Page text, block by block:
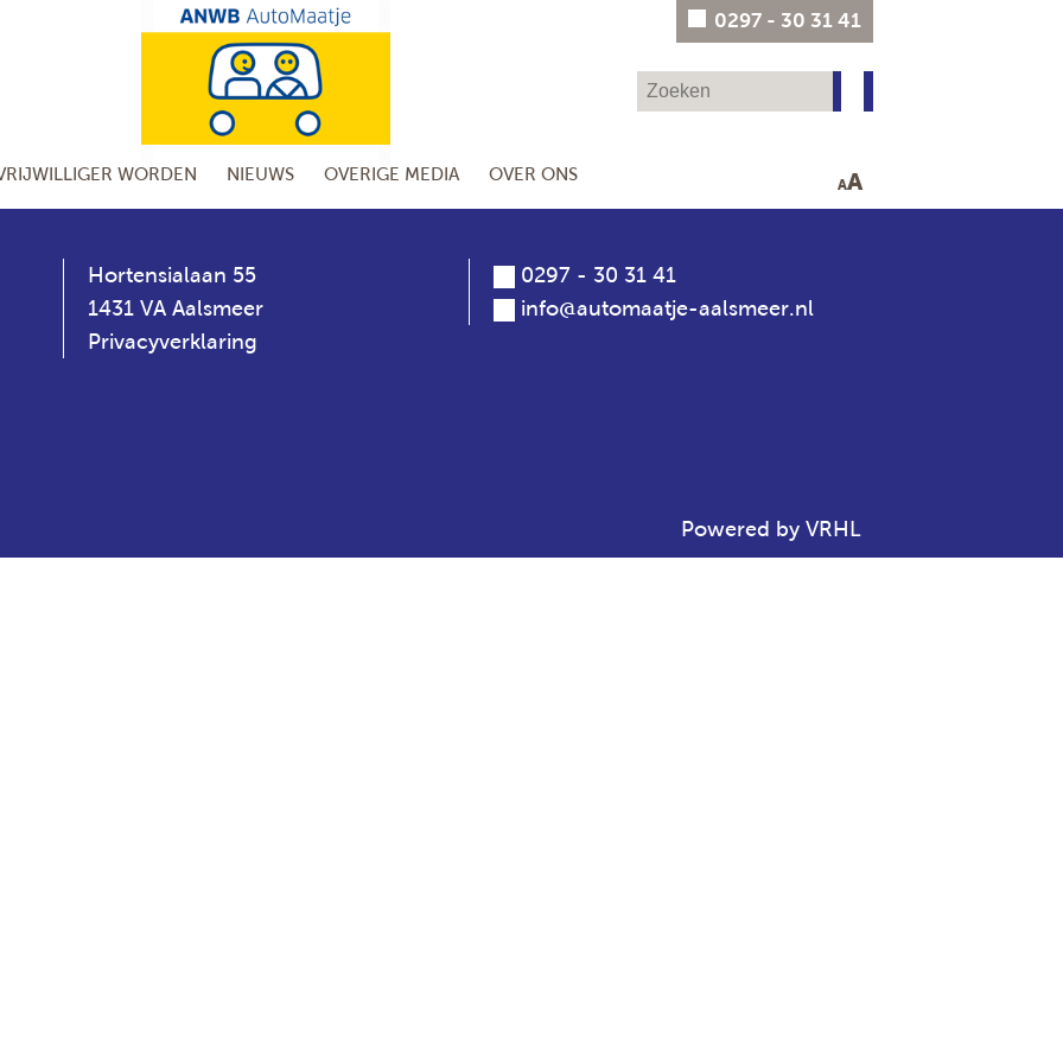
0297 - 30 31 41
WORDEN NIEUWS OVERIGE MEDIA OVER ONS
AA
Hortensialaan 55
1431 VA Aalsmeer
Privacyverklaring
0297 - 30 31 41
info@automaatje-aalsmeer.nl
Powered by VRHL